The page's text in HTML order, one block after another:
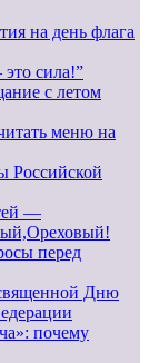
на день флага
сила!”
с летом
меню на
Российской
—
перед
Дню
почему